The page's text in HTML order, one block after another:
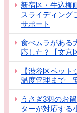
新宿区・牛込柳
スライディング
サポート
食べムラがある
応した？【文京
【渋谷区ペッ
温度管理まで
うさぎ3羽のお
ターが対応する